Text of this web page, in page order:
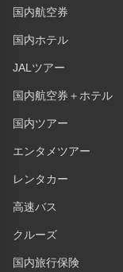
国内航空券
国内ホテル
JALツアー
国内航空券＋ホテル
国内ツアー
エンタメツアー
レンタカー
高速バス
クルーズ
国内旅行保険